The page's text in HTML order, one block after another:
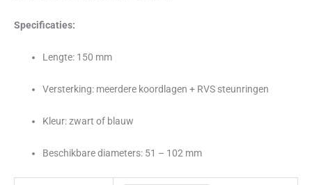
Specificaties:
Lengte: 150 mm
Versterking: meerdere koordlagen + RVS steunringen
Kleur: zwart of blauw
Beschikbare diameters: 51 – 102 mm